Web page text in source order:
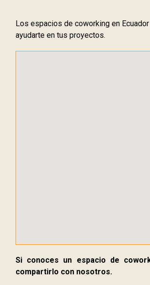
Los espacios de coworking en
ayudarte en tus proyectos.
Si conoces un espacio de
compartirlo con nosotros.